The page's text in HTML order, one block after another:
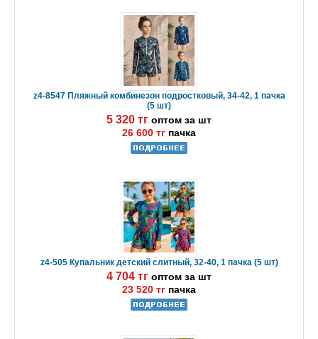
z4-8547 Пляжный комбинезон подростковый, 34-42, 1 пачка
(5 шт)
5 320 тг оптом за шт
26 600 тг пачка
z4-505 Купальник детский слитный, 32-40, 1 пачка (5 шт)
4 704 тг оптом за шт
23 520 тг пачка